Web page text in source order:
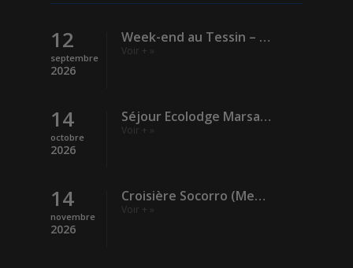
12
septembre
2026
Week-end au Tessin – Verzasca (Rivière)
Voir + »
14
octobre
2026
Séjour Ecolodge Marsa Shagra – Egypte
Voir + »
14
novembre
2026
Croisière Socorro (Mexique)
Voir + »